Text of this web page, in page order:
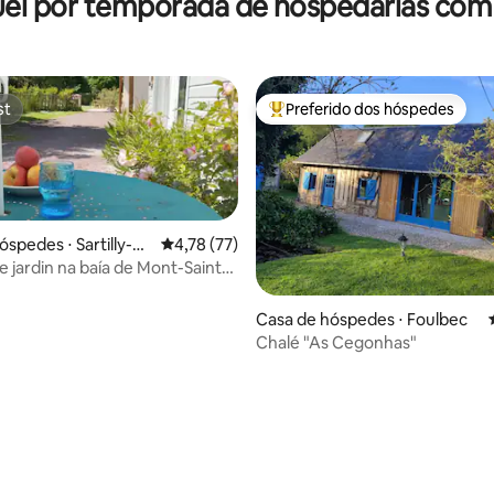
⋅ Sartilly-Ba
4,78 de uma avaliação média de 5, 77
4,78 (77)
jardin na baía de Mont-Saint-
Entre os melhores preferidos
Preferido dos hóspedes
Casa de hóspedes ⋅ Foulbec
Chalé "As Cegonhas"